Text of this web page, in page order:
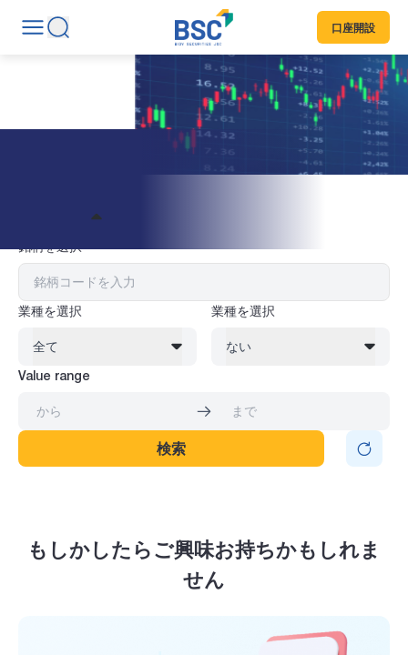
口座開設
銘柄を選択
業種を選択
全て
業種を選択
ない
Value range
検索
もしかしたらご興味お持ちかもしれま
せん